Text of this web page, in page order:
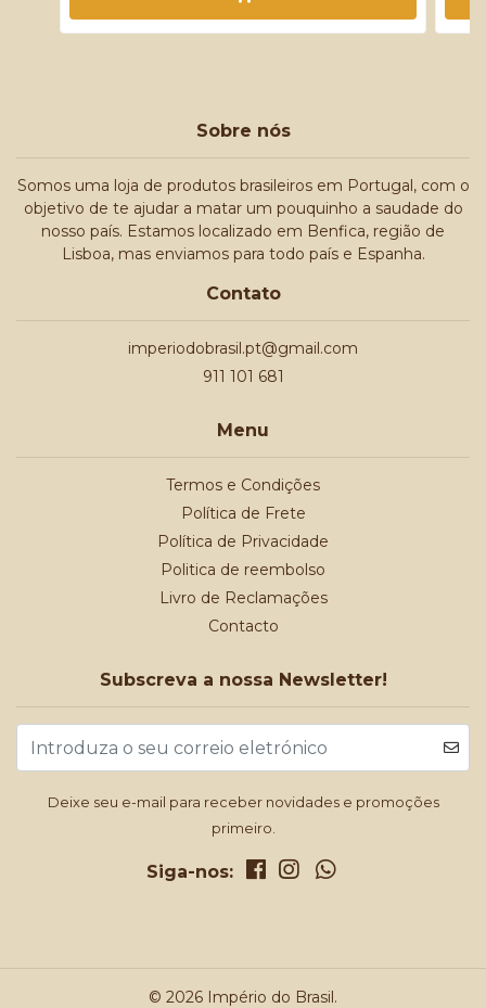
Sobre nós
Somos uma loja de produtos brasileiros em Portugal, com o
objetivo de te ajudar a matar um pouquinho a saudade do
nosso país. Estamos localizado em Benfica, região de
Lisboa, mas enviamos para todo país e Espanha.
Contato
imperiodobrasil.pt@gmail.com
911 101 681
Menu
Termos e Condições
Política de Frete
Política de Privacidade
Politica de reembolso
Livro de Reclamações
Contacto
Subscreva a nossa Newsletter!
Deixe seu e-mail para receber novidades e promoções
primeiro.
Siga-nos:
© 2026 Império do Brasil.